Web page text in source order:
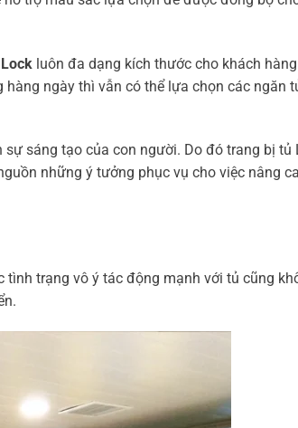
luôn đa dạng kích thước cho khách
ngày thì vẫn có thể lựa chọn các ngăn
sáng tạo của con người. Do đó trang bị tủ
những ý tưởng phục vụ cho việc nâng
trạng vô ý tác động mạnh với tủ cũng